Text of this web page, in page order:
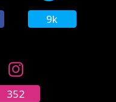
9k
352